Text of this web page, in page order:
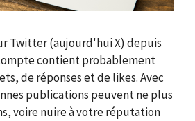
Twitter (aujourd'hui X) depuis
contient probablement
de réponses et de likes. Avec
publications peuvent ne plus
voire nuire à votre réputation